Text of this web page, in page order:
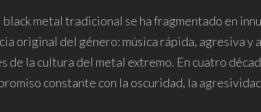
metal tradicional se ha fragmentado en
original del género: música rápida, agresiva
de la cultura del metal extremo. En cuatro
constante con la oscuridad, la